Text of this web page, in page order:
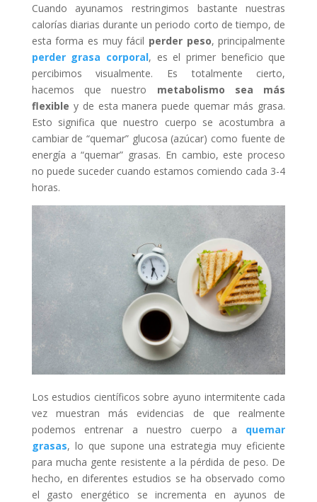
Cuando ayunamos restringimos bastante nuestras
calorías diarias durante un periodo corto de tiempo, de
esta forma es muy fácil perder peso, principalmente
perder grasa corporal, es el primer beneficio que
percibimos visualmente. Es totalmente cierto,
hacemos que nuestro metabolismo sea más
flexible y de esta manera puede quemar más grasa.
Esto significa que nuestro cuerpo se acostumbra a
cambiar de “quemar” glucosa (azúcar) como fuente de
energía a “quemar” grasas. En cambio, este proceso
no puede suceder cuando estamos comiendo cada 3-4
horas.
Los estudios científicos sobre ayuno intermitente cada
vez muestran más evidencias de que realmente
podemos entrenar a nuestro cuerpo a quemar
grasas, lo que supone una estrategia muy eficiente
para mucha gente resistente a la pérdida de peso. De
hecho, en diferentes estudios se ha observado como
el gasto energético se incrementa en ayunos de